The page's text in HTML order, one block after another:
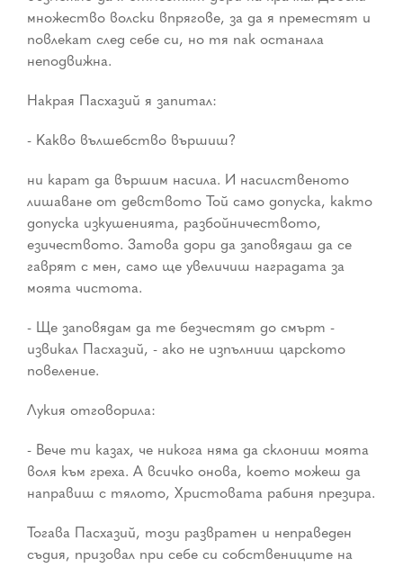
множество волски впрягове, за да я преместят и
повлекат след себе си, но тя пак останала
неподвижна.
Накрая Пасхазий я запитал:
- Какво вълшебство вършиш?
ни карат да вършим насила. И насилственото
лишаване от девството Той само допуска, както
допуска изкушенията, разбойничеството,
езичеството. Затова дори да заповядаш да се
гаврят с мен, само ще увеличиш наградата за
моята чистота.
- Ще заповядам да те безчестят до смърт -
извикал Пасхазий, - ако не изпълниш царското
повеление.
Лукия отговорила:
- Вече ти казах, че никога няма да склониш моята
воля към греха. А всичко онова, което можеш да
направиш с тялото, Христовата рабиня презира.
Тогава Пасхазий, този развратен и неправеден
съдия, призовал при себе си собствениците на